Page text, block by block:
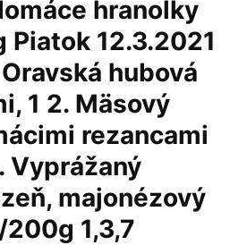
hranolky
12.3.2021
hubová
1 2. Mäsový
rezancami
Vyprážaný
majonézový
1,3,7